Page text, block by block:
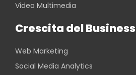
Video Multimedia
Crescita del Business
Web Marketing
Social Media Analytics